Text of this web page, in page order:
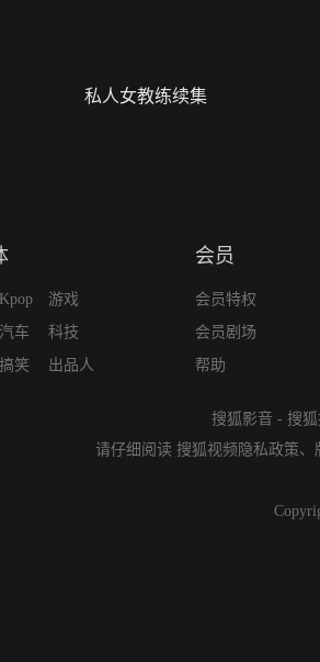
私人女教练续集
Kpop
汽车
搞笑
游戏
科技
出品人
会员
会员特权
会员剧场
帮助
搜狐影音 - 搜
请仔细阅读 搜狐视频隐私政策、